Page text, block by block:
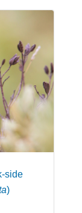
side
)